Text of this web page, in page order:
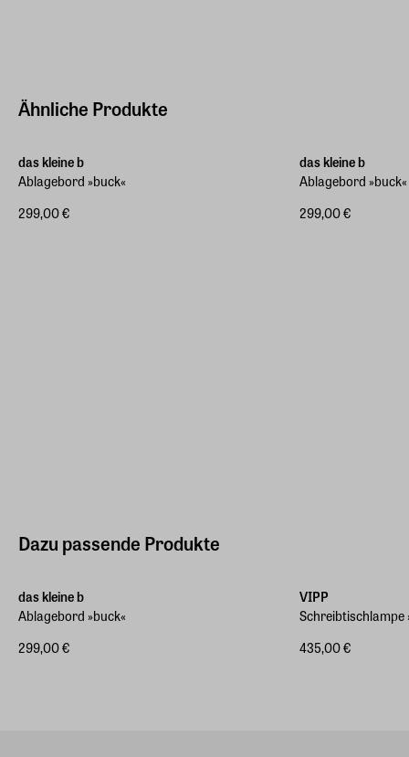
Ähnliche Produkte
das kleine b
Ablagebord »buck«
299,00 €
das kleine b
Ablagebord »buck«
299,00 €
Dazu passende Produkte
das kleine b
Ablagebord »buck«
299,00 €
VIPP
Schreibtischlampe
435,00 €